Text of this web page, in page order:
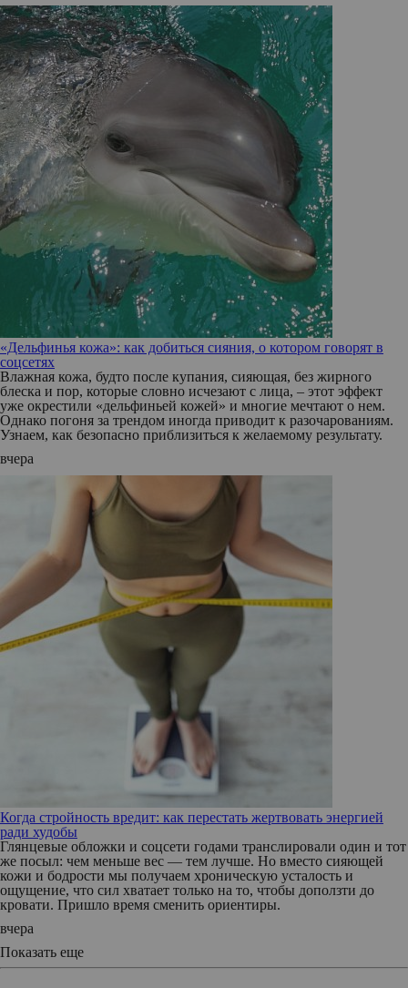
«Дельфинья кожа»: как добиться сияния, о котором говорят в
соцсетях
Влажная кожа, будто после купания, сияющая, без жирного
блеска и пор, которые словно исчезают с лица, – этот эффект
уже окрестили «дельфиньей кожей» и многие мечтают о нем.
Однако погоня за трендом иногда приводит к разочарованиям.
Узнаем, как безопасно приблизиться к желаемому результату.
вчера
Когда стройность вредит: как перестать жертвовать энергией
ради худобы
Глянцевые обложки и соцсети годами транслировали один и тот
же посыл: чем меньше вес — тем лучше. Но вместо сияющей
кожи и бодрости мы получаем хроническую усталость и
ощущение, что сил хватает только на то, чтобы доползти до
кровати. Пришло время сменить ориентиры.
вчера
Показать еще